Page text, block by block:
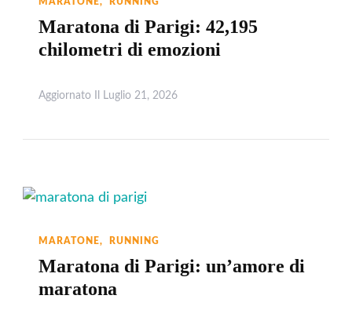
Maratona di Parigi: 42,195
chilometri di emozioni
Aggiornato Il Luglio 21, 2026
MARATONE RUNNING
Maratona di Parigi: un’amore di
maratona